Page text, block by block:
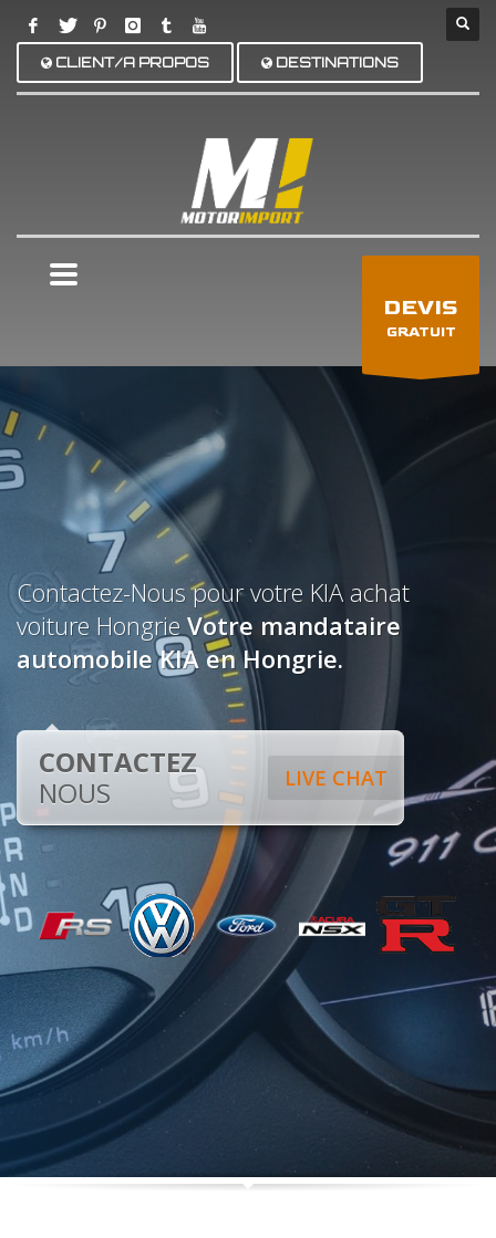
CLIENT/A PROPOS DESTINATIONS
DEVIS
GRATUIT
Contactez-Nous pour votre KIA achat
voiture HongrieVotre mandataire
automobile KIA en Hongrie.
LIVE CHAT
CONTACTEZ
NOUS